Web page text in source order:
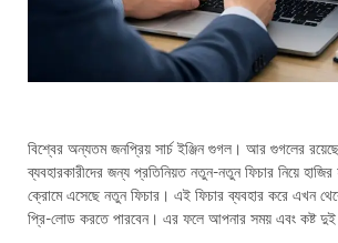
বিশ্বের অন্যতম জনপ্রিয় সার্চ ইঞ্জিন গুগল। আর গুগলের
ব্যবহারকারীদের জন্য প্রতিনিয়ত নতুন-নতুন ফিচার নিয়ে
ক্রোমে এসেছে নতুন ফিচার। এই ফিচার ব্যবহার করে এখন
প্রি-লোড করতে পারবেন। এর ফলে আপনার সময় এবং কষ্ট দুই